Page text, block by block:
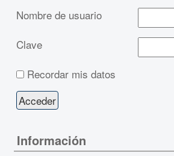
Nombre de usuario
Clave
Recordar mis datos
Información